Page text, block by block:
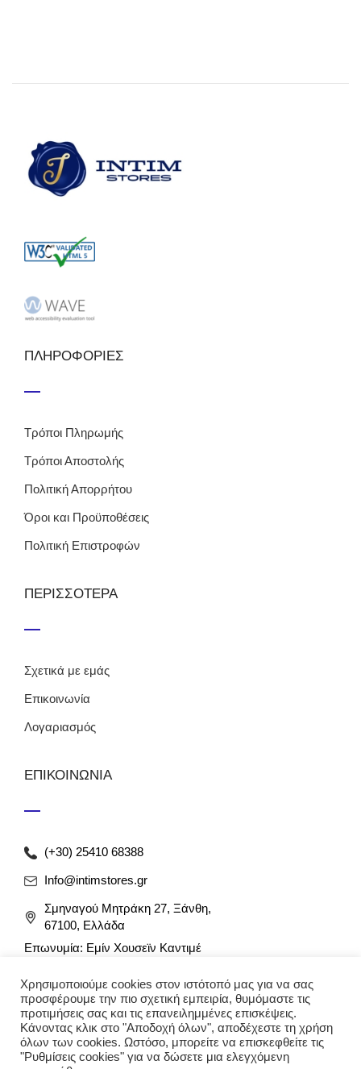
ΠΛΗΡΟΦΟΡΙΕΣ
Τρόποι Πληρωμής
Τρόποι Αποστολής
Πολιτική Απορρήτου
Όροι και Προϋποθέσεις
Πολιτική Επιστροφών
ΠΕΡΙΣΣΟΤΕΡΑ
Σχετικά με εμάς
Επικοινωνία
Λογαριασμός
ΕΠΙΚΟΙΝΩΝΙΑ
(+30) 25410 68388
Info@intimstores.gr
Σμηναγού Μητράκη 27, Ξάνθη,
67100, Ελλάδα
Επωνυμία: Εμίν Χουσεϊν Καντιμέ
Αρ. Γ.Ε.ΜΗ: 012349946000
Χρησιμοποιούμε cookies στον ιστότοπό μας για να σας
προσφέρουμε την πιο σχετική εμπειρία, θυμόμαστε τις
προτιμήσεις σας και τις επανειλημμένες επισκέψεις.
Κάνοντας κλικ στο "Αποδοχή όλων", αποδέχεστε τη χρήση
όλων των cookies. Ωστόσο, μπορείτε να επισκεφθείτε τις
"Ρυθμίσεις cookies" για να δώσετε μια ελεγχόμενη